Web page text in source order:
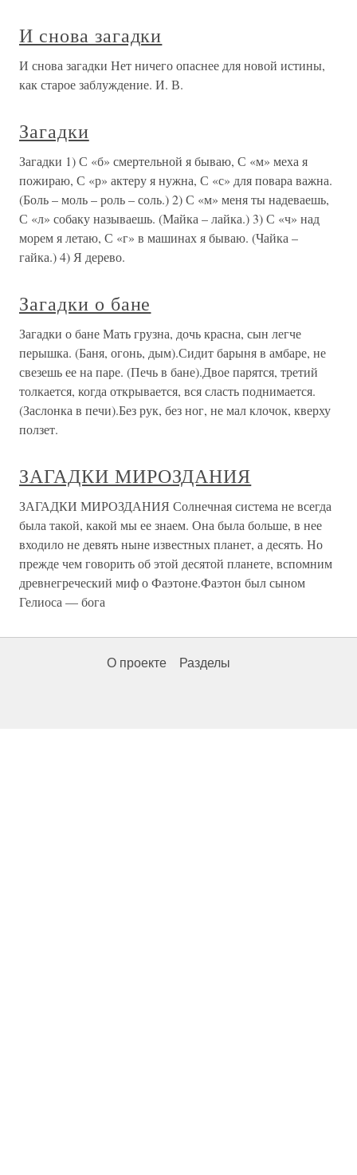
И снова загадки
И снова загадки Нет ничего опаснее для новой истины,
как старое заблуждение. И. В.
Загадки
Загадки 1) С «б» смертельной я бываю, С «м» меха я
пожираю, С «р» актеру я нужна, С «с» для повара важна.
(Боль – моль – роль – соль.) 2) С «м» меня ты надеваешь,
С «л» собаку называешь. (Майка – лайка.) 3) С «ч» над
морем я летаю, С «г» в машинах я бываю. (Чайка –
гайка.) 4) Я дерево.
Загадки о бане
Загадки о бане Мать грузна, дочь красна, сын легче
перышка. (Баня, огонь, дым).Сидит барыня в амбаре, не
свезешь ее на паре. (Печь в бане).Двое парятся, третий
толкается, когда открывается, вся сласть поднимается.
(Заслонка в печи).Без рук, без ног, не мал клочок, кверху
ползет.
ЗАГАДКИ МИРОЗДАНИЯ
ЗАГАДКИ МИРОЗДАНИЯ Солнечная система не всегда
была такой, какой мы ее знаем. Она была больше, в нее
входило не девять ныне известных планет, а десять. Но
прежде чем говорить об этой десятой планете, вспомним
древнегреческий миф о Фаэтоне.Фаэтон был сыном
Гелиоса — бога
О проекте Разделы